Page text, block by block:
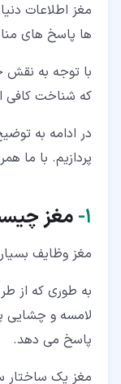
۴‏- ساختار مغز (Brain Structure)
۴‏-‏۲‏- ساقه مغز (Brain Stem)
۴‏-‏۴‏- هیپوتالاموس (Hypothalamus)
۴‏-‏۶‏- تالاموس (Thalamus)
۴‏-‏۷‏- هیپوکامپ (Hippocampus)
مغز اطلاعات
ها پاسخ های
با توجه به نقش
که شناخت کافی
در ادامه به
پردازیم. با ما
۱‏- مغز
مغز وظایف
به طوری که از
لامسه و چشایی
پاسخ می دهد.
مغز یک ساختار